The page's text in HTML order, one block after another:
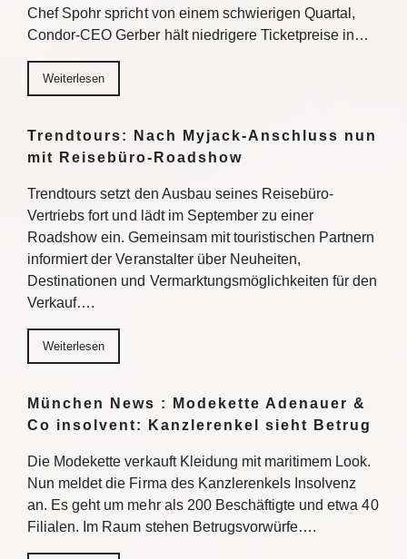
Chef Spohr spricht von einem schwierigen Quartal,
Condor-CEO Gerber hält niedrigere Ticketpreise in…
Weiterlesen
Trendtours: Nach Myjack-Anschluss nun
mit Reisebüro-Roadshow
Trendtours setzt den Ausbau seines Reisebüro-
Vertriebs fort und lädt im September zu einer
Roadshow ein. Gemeinsam mit touristischen Partnern
informiert der Veranstalter über Neuheiten,
Destinationen und Vermarktungsmöglichkeiten für den
Verkauf….
Weiterlesen
München News : Modekette Adenauer &
Co insolvent: Kanzlerenkel sieht Betrug
Die Modekette verkauft Kleidung mit maritimem Look.
Nun meldet die Firma des Kanzlerenkels Insolvenz
an. Es geht um mehr als 200 Beschäftigte und etwa 40
Filialen. Im Raum stehen Betrugsvorwürfe….